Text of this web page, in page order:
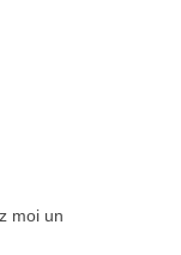
moi un